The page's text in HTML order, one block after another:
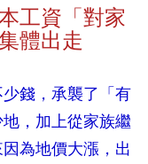
工資「對家
體出走
錢，承襲了「有
，加上從家族繼
為地價大漲，出